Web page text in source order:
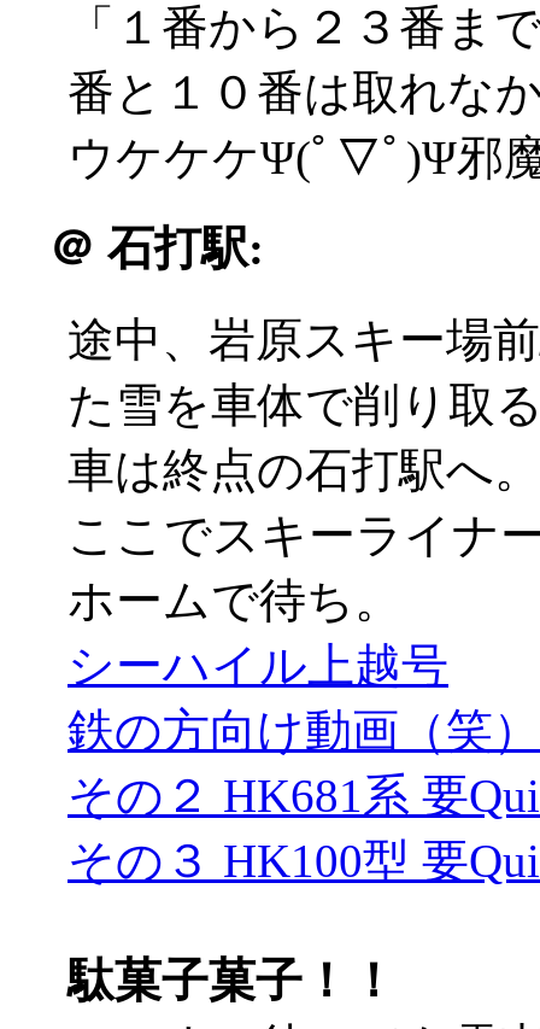
「１番から２３番ま
番と１０番は取れな
ウケケケΨ(ﾟ▽ﾟ)Ψ邪
＠ 石打駅:
途中、岩原スキー場
た雪を車体で削り取
車は終点の石打駅へ。
ここでスキーライナ
ホームで待ち。
シーハイル上越号
鉄の方向け動画（笑
その２ HK681系 要
その３ HK100型 要
駄菓子菓子！！